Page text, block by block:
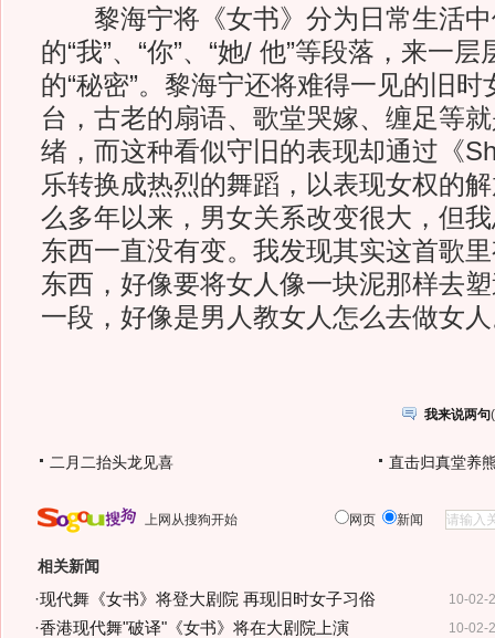
黎海宁将《女书》分为日常生活中
的“我”、“你”、“她/ 他”等段落，来一
的“秘密”。黎海宁还将难得一见的旧
台，古老的扇语、歌堂哭嫁、缠足等
绪，而这种看似守旧的表现却通过《
乐转换成热烈的舞蹈，以表现女权的
么多年以来，男女关系改变很大，但
东西一直没有变。我发现其实这首歌
东西，好像要将女人像一块泥那样去
一段，好像是男人教女人怎么去做女人
我来说两句(
二月二抬头龙见喜 直击归真堂养
上网从搜狗开始 网页 新闻
相关新闻
10-02-
·现代舞《女书》将登大剧院 再现旧时女子习俗
10-02-
·香港现代舞"破译"《女书》将在大剧院上演